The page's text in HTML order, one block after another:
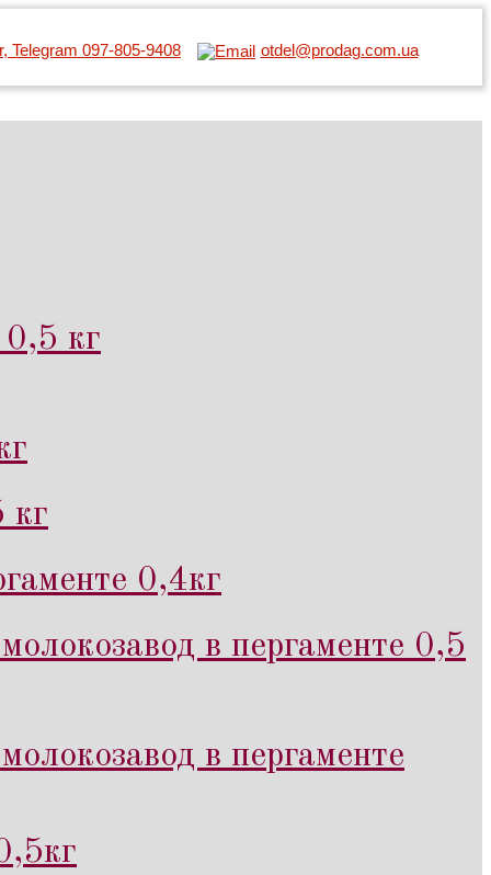
Telegram 097-805-9408 otdel@prodag.com.ua
кг
кг
0,4кг
в пергаменте 0,5
в пергаменте